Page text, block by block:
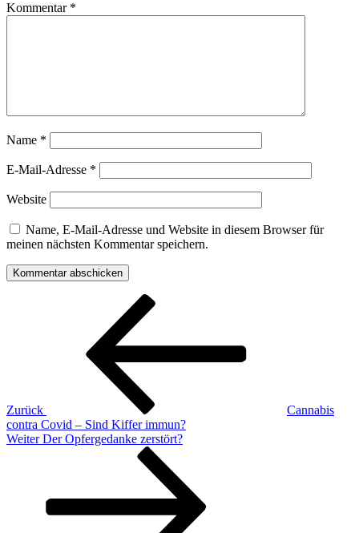
Kommentar *
Name *
E-Mail-Adresse *
Website
Name, E-Mail-Adresse und Website in diesem Browser für
meinen nächsten Kommentar speichern.
Beitragsnavigation
Zurück
Cannabis
contra Covid – Sind Kiffer immun?
Nächster
Weiter Der Opfergedanke zerstört?